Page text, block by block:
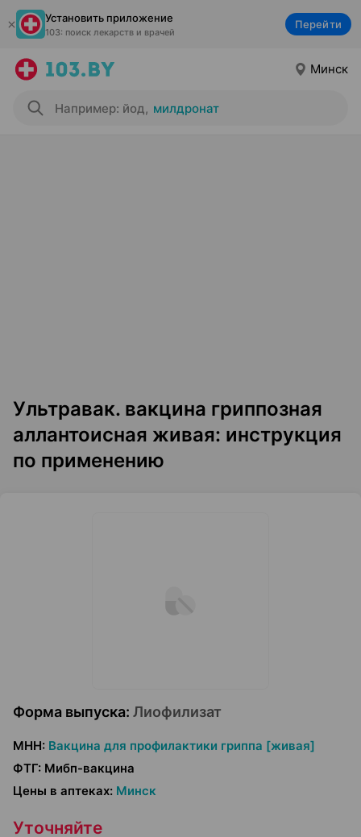
Установить приложение
103: поиск лекарств и врачей
Перейти
Минск
Например: йод, милдронат
Ультравак. вакцина гриппозная
аллантоисная живая: инструкция
по применению
Форма выпуска: Лиофилизат
МНН: Вакцина для профилактики гриппа [живая]
ФТГ: Мибп-вакцина
Цены в аптеках: Минск
Уточняйте